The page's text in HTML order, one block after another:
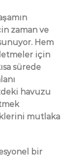
zaman ve
Hem
için
sürede
havuzu
mutlaka
bir